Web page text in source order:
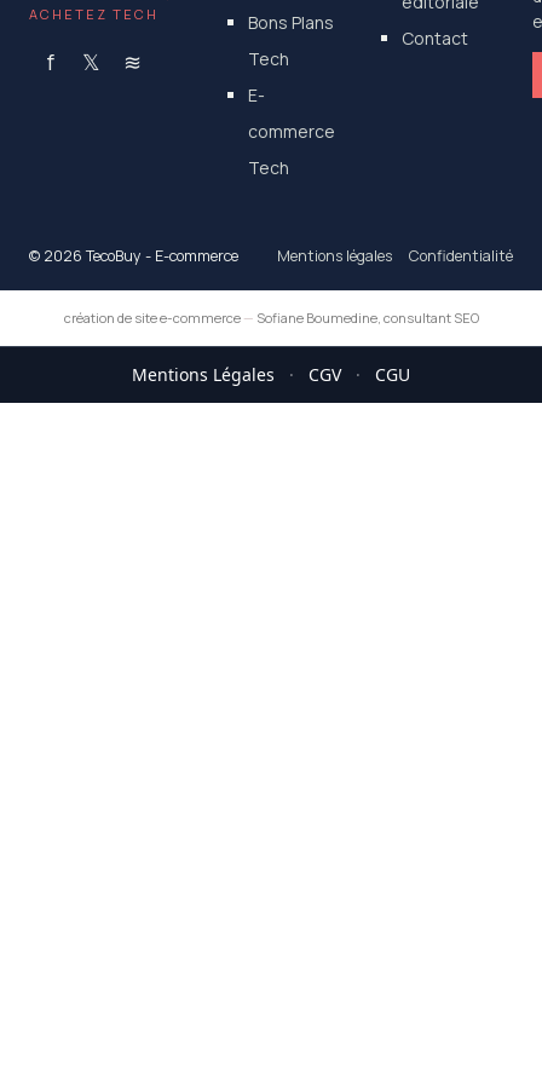
ACHETEZ TECH
f 𝕏 ≋
Bons Plans
Tech
E-
commerce
Tech
Contact
© 2026 TecoBuy - E-commerce Mentions légales Confidentialité
création de site e-commerce— Sofiane Boumedine, consultant SEO
Mentions Légales · CGV · CGU